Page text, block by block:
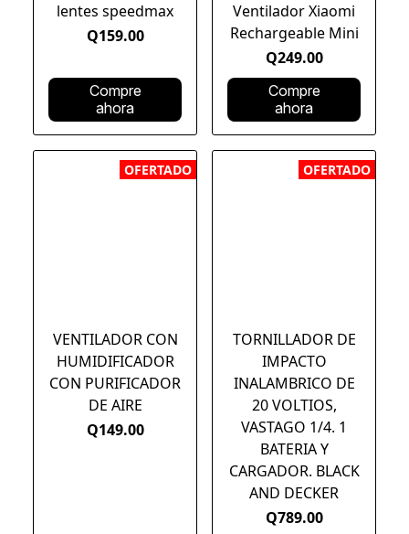
lentes speedmax
Q159.00
Compre
ahora
Ventilador Xiaomi
Rechargeable Mini
Q249.00
Compre
ahora
OFERTADO
VENTILADOR CON
HUMIDIFICADOR
CON PURIFICADOR
DE AIRE
Q149.00
OFERTADO
TORNILLADOR DE
IMPACTO
INALAMBRICO DE
20 VOLTIOS,
VASTAGO 1/4. 1
BATERIA Y
CARGADOR. BLACK
AND DECKER
Q789.00